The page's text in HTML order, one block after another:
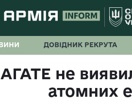
ДОВІДНИК РЕКРУТА
не
атомних